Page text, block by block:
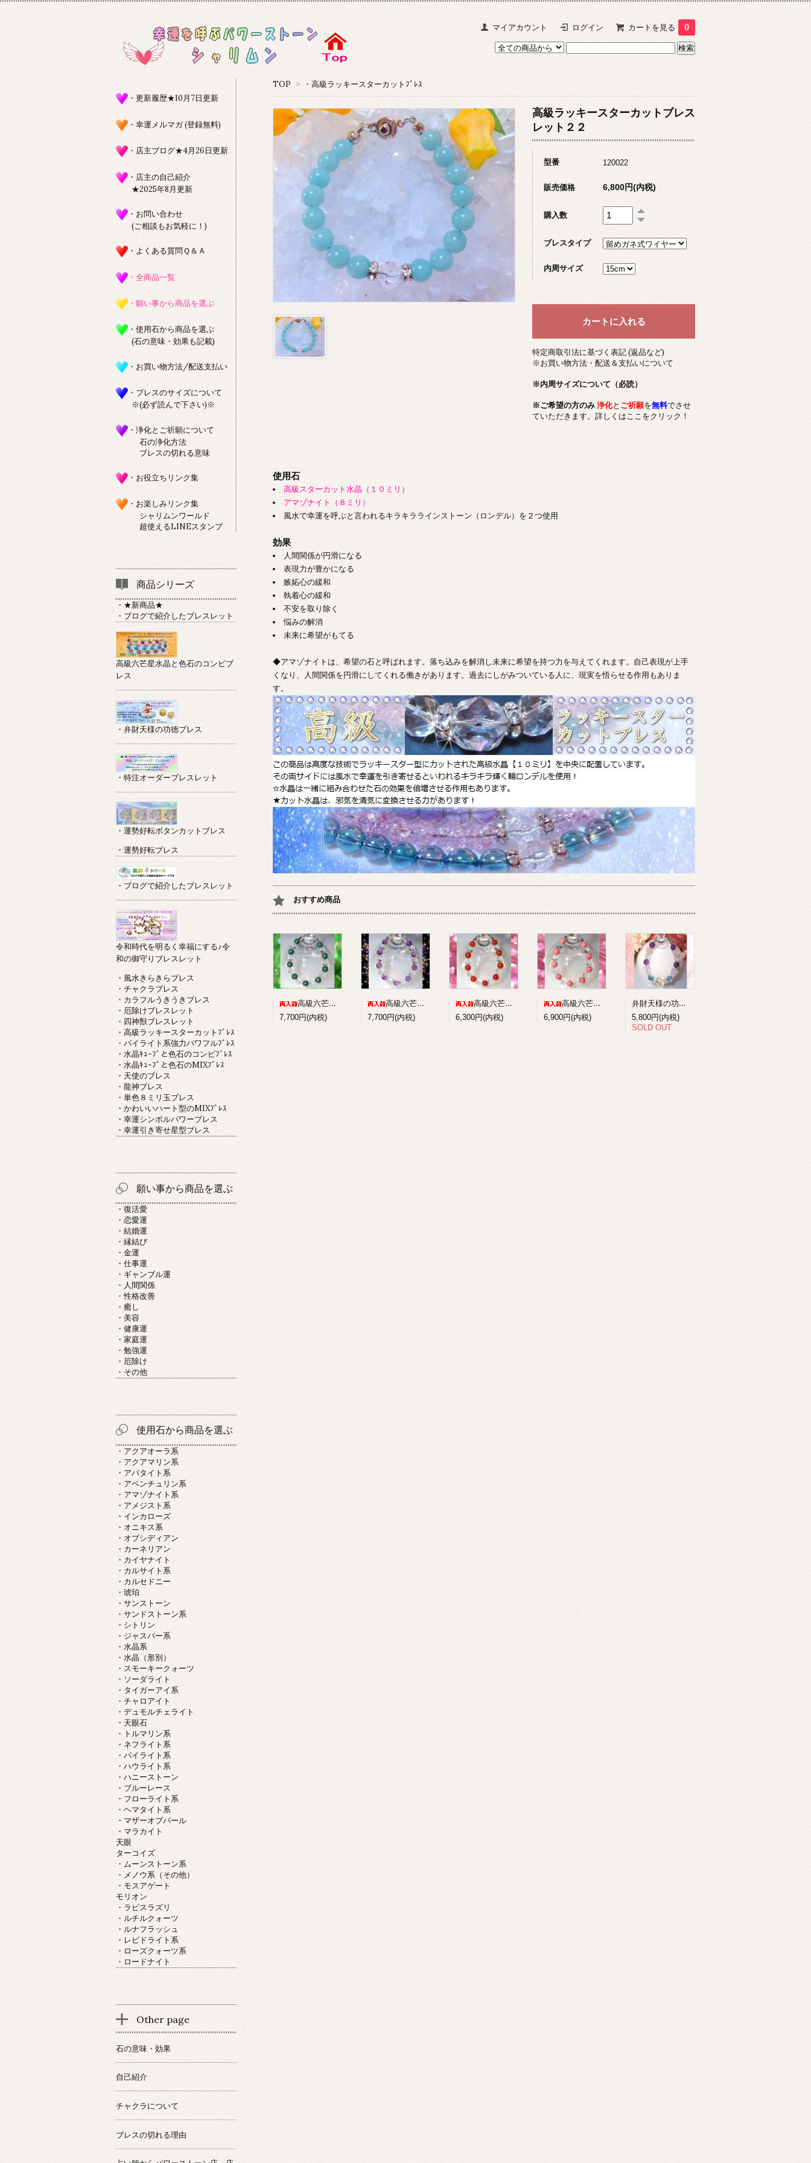
マイアカウント ログイン カートを見る 0
TOP > ・高級ラッキースターカットﾌﾞﾚｽ
高級ラッキースターカットブレス
レット２２
型番 120022
販売価格 6,800円(内税)
購入数
ブレスタイプ
内周サイズ
特定商取引法に基づく表記 (返品など)
※お買い物方法・配送＆支払いについて
※内周サイズについて（必読）
※ご希望の方のみ浄化と ご祈願を無料でさせ
ていただきます。詳しくはここをクリック！
使用石
高級スターカット水晶（１０ミリ）
アマゾナイト（８ミリ）
風水で幸運を呼ぶと言われるキラキララインストーン（ロンデル）を２つ使用
効果
人間関係が円滑になる
表現力が豊かになる
嫉妬心の緩和
執着心の緩和
不安を取り除く
悩みの解消
未来に希望がもてる
◆アマゾナイトは、希望の石と呼ばれます。落ち込みを解消し未来に希望を持つ力を与えてくれます。自己表現が上手
くなり、人間関係を円滑にしてくれる働きがあります。過去にしがみついている人に、現実を悟らせる作用もありま
す。
おすすめ商品
高級六芒星水晶+パイライトインマラカイトのコンビブレスレット
7,700円(内税)
高級六芒星水晶+アメジストのコンビブレスレット
7,700円(内税)
高級六芒星水晶+赤メノウのコンビブレスレット
6,300円(内税)
高級六芒星水晶+ロードナイトのコンビブレスレット
6,900円(内税)
弁財天様の功徳を得る梵字ブレスレット１
5,800円(内税)
SOLD OUT
・更新履歴★10月7日更新
・幸運メルマガ (登録無料)
・店主ブログ★4月26日更新
・店主の自己紹介
★2025年8月更新
・お問い合わせ
(ご相談もお気軽に！)
・よくある質問Ｑ＆Ａ
・全商品一覧
・願い事から商品を選ぶ
・使用石から商品を選ぶ
(石の意味・効果も記載)
・お買い物方法/配送支払い
・ブレスのサイズについて
※(必ず読んで下さい)※
・浄化とご祈願について
石の浄化方法
ブレスの切れる意味
・お役立ちリンク集
・お楽しみリンク集
シャリムンワールド
超使えるLINEスタンプ
商品シリーズ
・★新商品★
・ブログで紹介したブレスレット
高級六芒星水晶と色石のコンビブ
レス
・弁財天様の功徳ブレス
・特注オーダーブレスレット
・運勢好転ボタンカットブレス
・運勢好転ブレス
・ブログで紹介したブレスレット
令和時代を明るく幸福にする♪令
和の御守りブレスレット
・風水きらきらブレス
・チャクラブレス
・カラフルうきうきブレス
・厄除けブレスレット
・四神獣ブレスレット
・高級ラッキースターカットﾌﾞﾚｽ
・パイライト系強力パワフルﾌﾞﾚｽ
・水晶ｷｭｰﾌﾞと色石のコンビﾌﾞﾚｽ
・水晶ｷｭｰﾌﾞと色石のMIXﾌﾞﾚｽ
・天使のブレス
・龍神ブレス
・単色８ミリ玉ブレス
・かわいいハート型のMIXﾌﾞﾚｽ
・幸運シンボルパワーブレス
・幸運引き寄せ星型ブレス
願い事から商品を選ぶ
・復活愛
・恋愛運
・結婚運
・縁結び
・金運
・仕事運
・ギャンブル運
・人間関係
・性格改善
・癒し
・美容
・健康運
・家庭運
・勉強運
・厄除け
・その他
使用石から商品を選ぶ
・アクアオーラ系
・アクアマリン系
・アパタイト系
・アベンチュリン系
・アマゾナイト系
・アメジスト系
・インカローズ
・オニキス系
・オブシディアン
・カーネリアン
・カイヤナイト
・カルサイト系
・カルセドニー
・琥珀
・サンストーン
・サンドストーン系
・シトリン
・ジャスパー系
・水晶系
・水晶（形別）
・スモーキークォーツ
・ソーダライト
・タイガーアイ系
・チャロアイト
・デュモルチェライト
・天眼石
・トルマリン系
・ネフライト系
・パイライト系
・ハウライト系
・ハニーストーン
・ブルーレース
・フローライト系
・ヘマタイト系
・マザーオブパール
・マラカイト
天眼
ターコイズ
・ムーンストーン系
・メノウ系（その他）
・モスアゲート
モリオン
・ラピスラズリ
・ルチルクォーツ
・ルナフラッシュ
・レピドライト系
・ローズクォーツ系
・ロードナイト
Other page
石の意味・効果
自己紹介
チャクラについて
ブレスの切れる理由